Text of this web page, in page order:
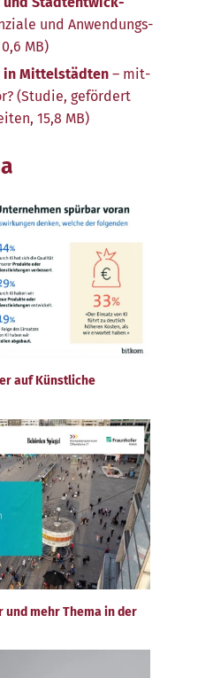
und Anwen­dungs­
MB)
in Mit­tel­städ­ten – mit­
(Stu­die, geför­dert
15,8 MB)
auf Künstliche
mehr Thema in der